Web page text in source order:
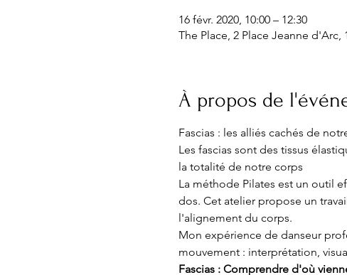
16 févr. 2020, 10:00 – 12:30
The Place, 2 Place Jeanne d'Arc,
À propos de
Fascias : les alliés cachés de
Les fascias sont des tissus
la totalité de notre corps
La méthode Pilates est un outil
dos. Cet atelier propose un
l'alignement du corps.
Mon expérience de danseur
mouvement : interprétation,
Fascias : Comprendre d'où